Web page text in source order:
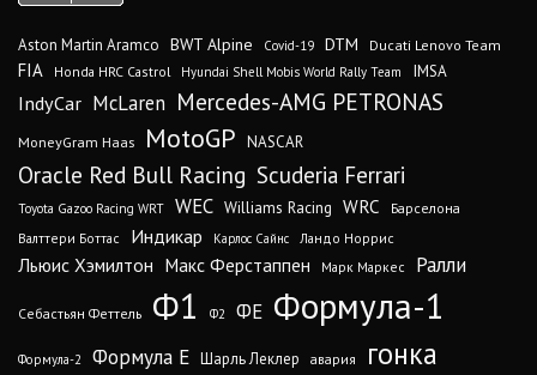
Aston Martin Aramco BWT Alpine Covid-19 DTM Ducati Lenovo Team
FIA Honda HRC Castrol Hyundai Shell Mobis World Rally Team IMSA
IndyCar McLaren Mercedes-AMG PETRONAS
MoneyGram Haas MotoGP NASCAR
Oracle Red Bull Racing Scuderia Ferrari
Toyota Gazoo Racing WRT WEC Williams Racing WRC
Барселона
Валттери Боттас
Индикар Карлос Сайнс Ландо Норрис
Льюис Хэмилтон Макс Ферстаппен Марк Маркес Ралли
Себастьян Феттель Ф1 Ф2 ФЕ Формула-1
Формула-2 Формула Е Шарль Леклер авария гонка